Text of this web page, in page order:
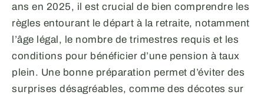
ans en 2025, il est crucial de bien comprendre les
règles entourant le départ à la retraite, notamment
l’âge légal, le nombre de trimestres requis et les
conditions pour bénéficier d’une pension à taux
plein. Une bonne préparation permet d’éviter des
surprises désagréables, comme des décotes sur